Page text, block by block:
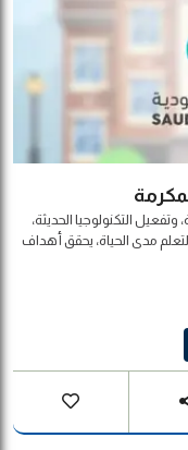
التكنولوجيا الحديثة،
مدى الحياة، يحقق أهداف